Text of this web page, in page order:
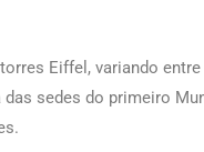
Eiffel, variando
sedes do primeiro